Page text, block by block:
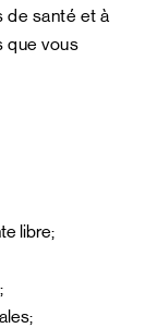
de santé et à
que vous
libre;